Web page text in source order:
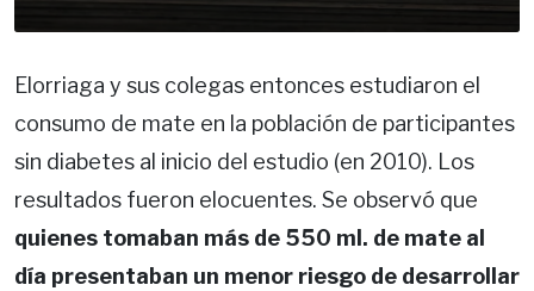
Elorriaga y sus colegas entonces estudiaron el
consumo de mate en la población de participantes
sin diabetes al inicio del estudio (en 2010). Los
resultados fueron elocuentes. Se observó que
quienes tomaban más de 550 ml. de mate al
día presentaban un menor riesgo de desarrollar